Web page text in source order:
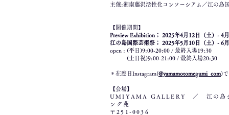
主催:湘南藤沢活性化コンソーシアム／江の島
【開催期間】
Preview Exhibition； 2025年4月12日（土）- 4
江の島国際芸術祭； 2025年5月10日（土）
open : (平日)9:00-20:00 / 最終入場19:30
(土日祝)9:00-21:00 / 最終入場20:30
＊ ​在廊日Instagram(@yamamotomegumi_com)
【会場】
UMIYAMA GALLERY ／ 江の島シ
ング苑
〒251-0036